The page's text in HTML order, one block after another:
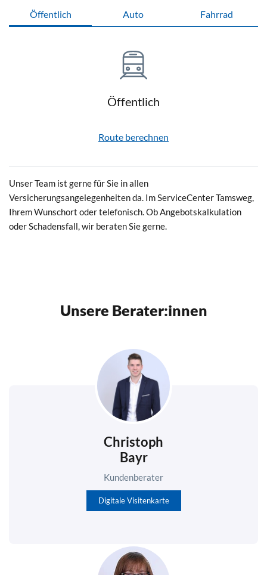
Öffentlich Auto Fahrrad
Öffentlich
Route berechnen
Unser Team ist gerne für Sie in allen
Versicherungsangelegenheiten da. Im ServiceCenter Tamsweg,
Ihrem Wunschort oder telefonisch. Ob Angebotskalkulation
oder Schadensfall, wir beraten Sie gerne.
Unsere Berater:innen
Christoph
Bayr
Kundenberater
Digitale Visitenkarte